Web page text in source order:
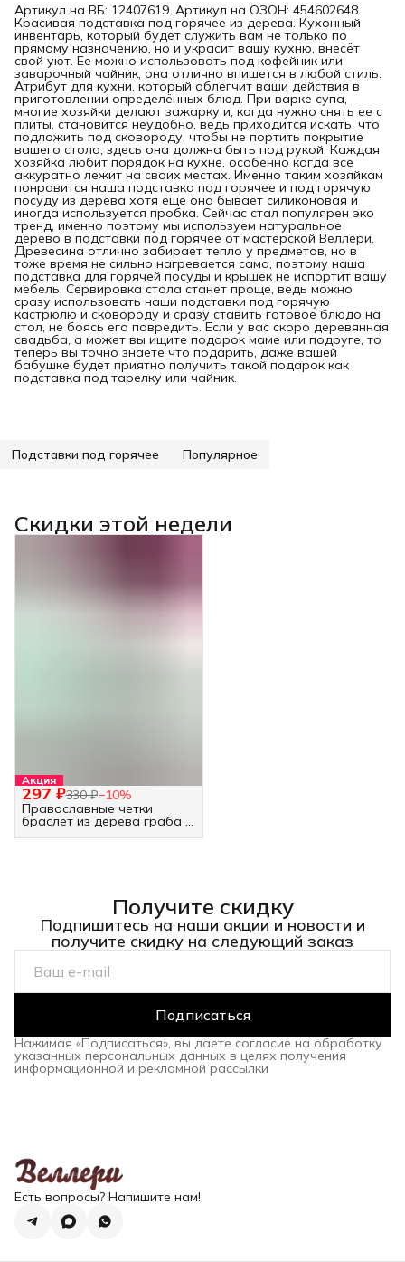
Артикул на ВБ: 12407619. Артикул на ОЗОН: 454602648.
Красивая подставка под горячее из дерева. Кухонный
инвентарь, который будет служить вам не только по
прямому назначению, но и украсит вашу кухню, внесёт
свой уют. Ее можно использовать под кофейник или
заварочный чайник, она отлично впишется в любой стиль.
Атрибут для кухни, который облегчит ваши действия в
приготовлении определённых блюд. При варке супа,
многие хозяйки делают зажарку и, когда нужно снять ее с
плиты, становится неудобно, ведь приходится искать, что
подложить под сковороду, чтобы не портить покрытие
вашего стола, здесь она должна быть под рукой. Каждая
хозяйка любит порядок на кухне, особенно когда все
аккуратно лежит на своих местах. Именно таким хозяйкам
понравится наша подставка под горячее и под горячую
посуду из дерева хотя еще она бывает силиконовая и
иногда используется пробка. Сейчас стал популярен эко
тренд, именно поэтому мы используем натуральное
дерево в подставки под горячее от мастерской Веллери.
Древесина отлично забирает тепло у предметов, но в
тоже время не сильно нагревается сама, поэтому наша
подставка для горячей посуды и крышек не испортит вашу
мебель. Сервировка стола станет проще, ведь можно
сразу использовать наши подставки под горячую
кастрюлю и сковороду и сразу ставить готовое блюдо на
стол, не боясь его повредить. Если у вас скоро деревянная
свадьба, а может вы ищите подарок маме или подруге, то
теперь вы точно знаете что подарить, даже вашей
бабушке будет приятно получить такой подарок как
подставка под тарелку или чайник.
Подставки под горячее Популярное
Скидки этой недели
Акция
297 ₽330 ₽−10%
Православные четки
браслет из дерева граба -
Получите скидку
Подпишитесь на наши акции и новости и
получите скидку на следующий заказ
Подписаться
Нажимая «Подписаться», вы даете согласие на обработку
указанных персональных данных в целях получения
информационной и рекламной рассылки
Есть вопросы? Напишите нам!